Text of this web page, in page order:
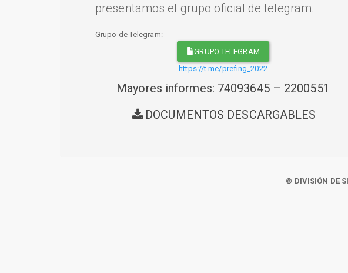
presentamos el grupo oficial de telegram.
Grupo de Telegram:
GRUPO TELEGRAM
https://t.me/prefing_2022
Mayores informes: 74093645 – 2200551
DOCUMENTOS DESCARGABLES
© DIVISIÓN DE